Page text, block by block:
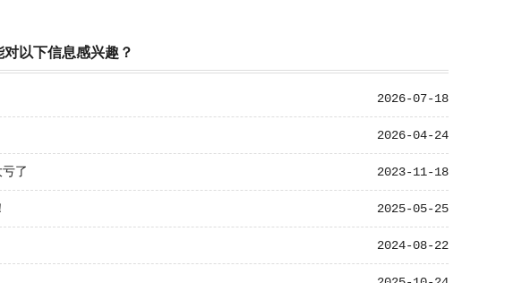
对以下信息感兴趣？
2026-07-18
2026-04-24
2023-11-18
了
2025-05-25
2024-08-22